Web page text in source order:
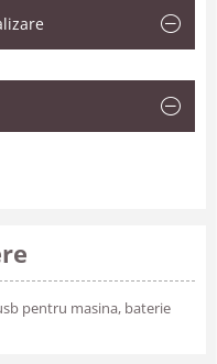
pentru masina, baterie